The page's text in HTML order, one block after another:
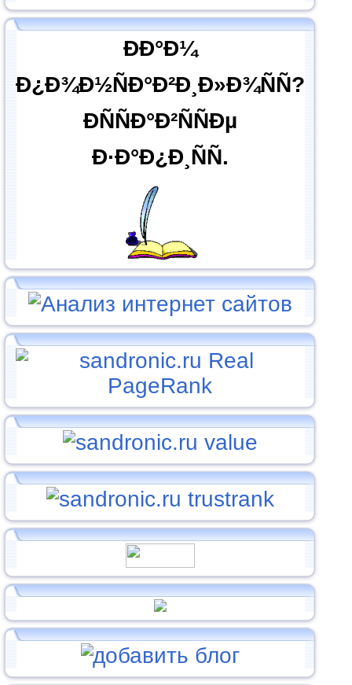
ÐÐ°Ð¼
Ð¿Ð¾Ð½ÑÐ°Ð²Ð¸Ð»Ð¾ÑÑ?
ÐÑÑÐ°Ð²ÑÑÐµ
Ð·Ð°Ð¿Ð¸ÑÑ.